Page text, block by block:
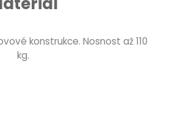
konstrukce. Nosnost až 110
kg.